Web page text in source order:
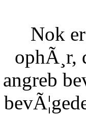
Nok
ophÃ¸r,
angreb